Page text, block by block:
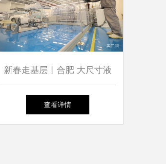
新春走基层丨合肥 大尺寸液
晶基板玻璃产线春节不停转
查看详情